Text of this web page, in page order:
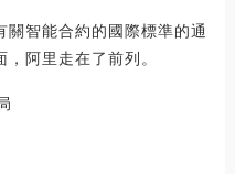
智能合約的國際標準的通
阿里走在了前列。